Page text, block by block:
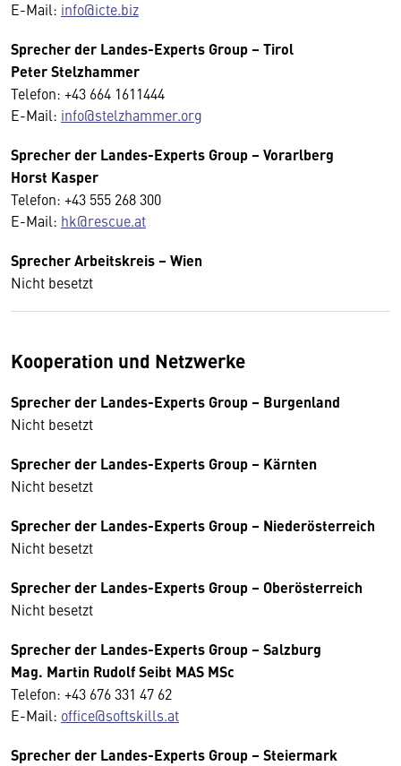
E-Mail: info@icte.biz
Sprecher der Landes-Experts Group – Tirol
Peter Stelzhammer
Telefon: +43 664 1611444
E-Mail: info@stelzhammer.org
Sprecher der Landes-Experts Group – Vorarlberg
Horst Kasper
Telefon: +43 555 268 300
E-Mail: hk@rescue.at
SprecherArbeitskreis – Wien
Nicht besetzt
Kooperation und Netzwerke
Sprecher der Landes-Experts Group – Burgenland
Nicht besetzt
Sprecher der Landes-Experts Group – Kärnten
Nicht besetzt
Sprecher der Landes-Experts Group – Niederösterreich
Nicht besetzt
Sprecher der Landes-Experts Group – Oberösterreich
Nicht besetzt
Sprecher der Landes-Experts Group – Salzburg
Mag. Martin Rudolf Seibt MAS MSc
Telefon: +43 676 331 47 62
E-Mail: office@softskills.at
Sprecher der Landes-Experts Group – Steiermark